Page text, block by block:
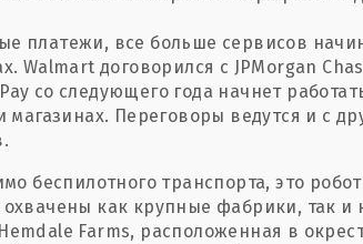
платежи, все больше сервисов
Walmart договорился с JPMorgan
со следующего года начнет
Переговоры ведутся и с
беспилотного транспорта, это
как крупные фабрики, так и
Farms, расположенная в